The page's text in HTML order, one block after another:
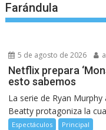
Farándula
5 de agosto de 2026
Netflix prepara
esto sabemos
La serie de Ryan
Beatty protagoniza la
Espectáculos Principal